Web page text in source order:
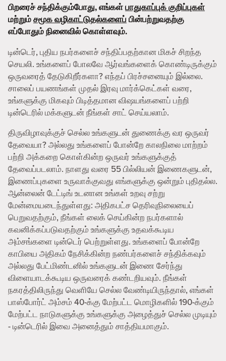
பிறரைச் சந்திக்கும்போது, எங்கள்பாதுகாப்புக் குறிப்புகள்
மற்றும்சமூக வழிகாட்டுதல்களைப் பின்பற்றுவதற்கு
எப்போதும் நினைவில் கொள்ளவும்.
டின்டெர், புதிய நபர்களைச் சந்திப்பதற்கான மிகச் சிறந்த
செயலி. உங்களைப் போலவே ஆர்வங்களைக் கொண்டிருக்கும்
ஒருவரைத் தேடுகிறீர்களா? எந்தப் பிரச்சனையும் இல்லை.
சாலைப் பயணங்கள் முதல் இரவு மார்க்கெட்கள் வரை,
உங்களுக்கு மிகவும் பிடித்தமான விஷயங்களைப் பற்றி
டின்டெரில் மக்களுடன் நீங்கள் சாட் செய்யலாம்.
திருவிழாவுக்குச் செல்ல உங்களுடன் துணைக்கு வர ஒருவர்
தேவையா? அல்லது உங்களைப் போன்றே காலநிலை மாற்றம்
பற்றி அக்கறை கொள்கின்ற ஒருவர் உங்களுக்குத்
தேவைப்படலாம். நாளது வரை 55 பில்லியன் இணைகளுடன்,
இணைப்புகளை உருவாக்குவது எங்களுக்கு ஒன்றும் புதிதல்ல.
ஆன்லைன் டேட்டிங் உடனான உங்கள் உறவு சற்று
மேன்மையடைந்துள்ளது: அதிகபட்ச தெரிவுநிலையைப்
பெறுவதற்கும், நீங்கள் லைக் செய்கின்ற நபர்களால்
கவனிக்கப்படுவதற்கும் உங்களுக்கு உதவக்கூடிய
அம்சங்களை டின்டெர் பெற்றுள்ளது. உங்களைப் போன்றே
காபியை அதிகம் நேசிக்கின்ற நண்பர்களைச் சந்திக்கவும்
அல்லது பேட்மிண்டனில் உங்களுடன் இணை சேர்ந்து
விளையாடக்கூடிய ஒருவரைக் கண்டறியவும். நீங்கள்
நகரத்திலிருந்து வெளியே செல்ல வேண்டியிருந்தால், எங்கள்
பாஸ்போர்ட் அம்சம் 40-க்கு மேற்பட்ட மொழிகளில் 190-க்கும்
மேற்பட்ட நாடுகளுக்கு உங்களுக்கு அழைத்துச் செல்ல முடியும்
- டின்டெரில் இவை அனைத்தும் சாத்தியமாகும்.